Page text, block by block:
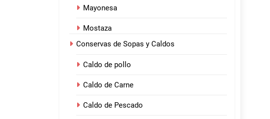
Mayonesa
Mostaza
Conservas de Sopas y Caldos
Caldo de pollo
Caldo de Carne
Caldo de Pescado